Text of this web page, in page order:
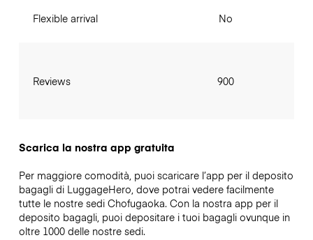
Flexible arrival
Reviews
No
900
Scarica la nostra app gratuita
Per maggiore comodità, puoi scaricare l’app per il deposito
bagagli di LuggageHero, dove potrai vedere facilmente
tutte le nostre sedi Chofugaoka. Con la nostra app per il
deposito bagagli, puoi depositare i tuoi bagagli ovunque in
oltre 1000 delle nostre sedi.